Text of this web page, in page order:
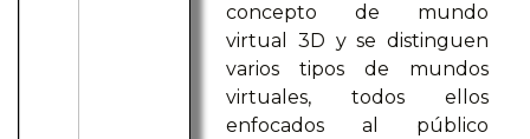
concepto de mundo
virtual 3D y se distinguen
varios tipos de mundos
virtuales, todos ellos
enfocados al público